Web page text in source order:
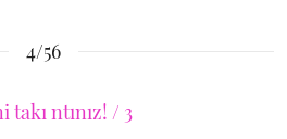
4/56